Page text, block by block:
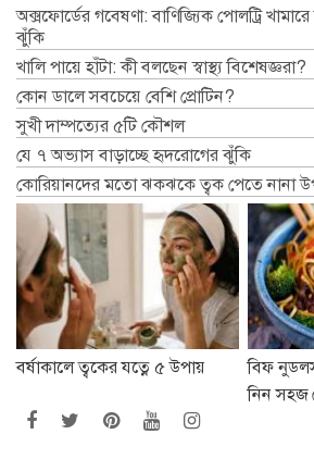
অক্সফোর্ডের গবেষণা: বাণিজ্যিক পোলট্রি খামারে
ঝুঁকি
খালি পায়ে হাঁটা: কী বলছেন স্বাস্থ্য বিশেষজ্ঞরা?
কোন ডালে সবচেয়ে বেশি প্রোটিন?
সুখী দাম্পত্যের ৫টি কৌশল
যে ৭ অভ্যাস বাড়াচ্ছে হৃদরোগের ঝুঁকি
কোরিয়ানদের মতো ঝকঝকে ত্বক পেতে নানা
বর্ষাকালে ত্বকের যত্নে ৫ উপায়
বিফ
নিন সহজ